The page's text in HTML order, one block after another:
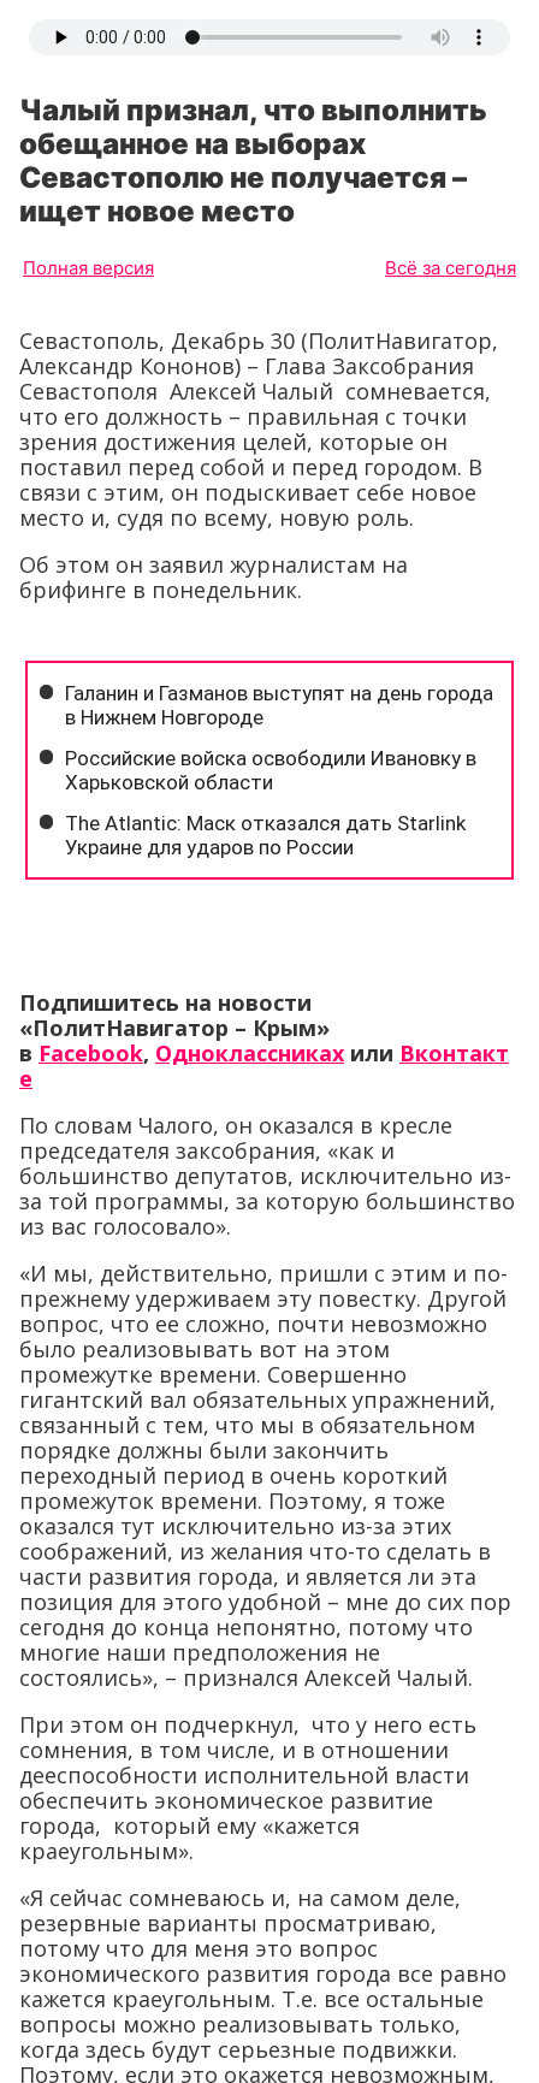
Чалый признал, что выполнить
обещанное на выборах
Севастополю не получается –
ищет новое место
Полная версия Всё за сегодня
Севастополь, Декабрь 30 (ПолитНавигатор,
Александр Кононов) – Глава Заксобрания
Севастополя Алексей Чалый сомневается,
что его должность – правильная с точки
зрения достижения целей, которые он
поставил перед собой и перед городом. В
связи с этим, он подыскивает себе новое
место и, судя по всему, новую роль.
Об этом он заявил журналистам на
брифинге в понедельник.
Подпишитесь на новости
«ПолитНавигатор – Крым»
в Facebook, Одноклассниках или Вконтакт
е
По словам Чалого, он оказался в кресле
председателя заксобрания, «как и
большинство депутатов, исключительно из-
за той программы, за которую большинство
из вас голосовало».
«И мы, действительно, пришли с этим и по-
прежнему удерживаем эту повестку. Другой
вопрос, что ее сложно, почти невозможно
было реализовывать вот на этом
промежутке времени. Совершенно
гигантский вал обязательных упражнений,
связанный с тем, что мы в обязательном
порядке должны были закончить
переходный период в очень короткий
промежуток времени. Поэтому, я тоже
оказался тут исключительно из-за этих
соображений, из желания что-то сделать в
части развития города, и является ли эта
позиция для этого удобной – мне до сих пор
сегодня до конца непонятно, потому что
многие наши предположения не
состоялись», – признался Алексей Чалый.
При этом он подчеркнул, что у него есть
сомнения, в том числе, и в отношении
дееспособности исполнительной власти
обеспечить экономическое развитие
города, который ему «кажется
краеугольным».
«Я сейчас сомневаюсь и, на самом деле,
резервные варианты просматриваю,
потому что для меня это вопрос
экономического развития города все равно
кажется краеугольным. Т.е. все остальные
вопросы можно реализовывать только,
когда здесь будут серьезные подвижки.
Поэтому, если это окажется невозможным,